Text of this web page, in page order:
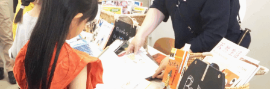
前月 202608 次月
SUN MON TUE WED SAT
27 28 29 30
1
3 4 5 6 7
8
10 11 12 13 14
15
16
17 18 20
22
23
24 25 27 28
29
30
31 1 2 3 4 5